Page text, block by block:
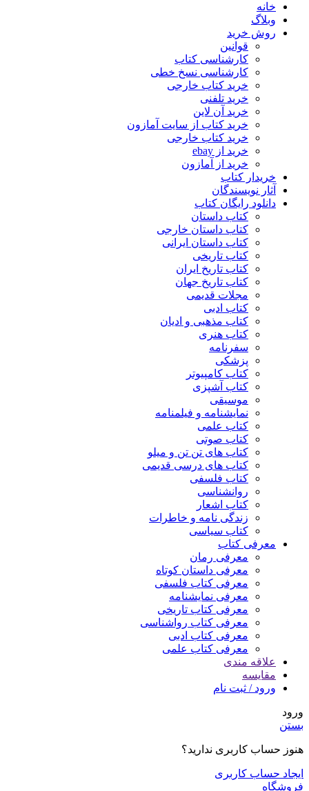
خانه
وبلاگ
روش خرید
قوانین
کارشناسی کتاب
کارشناسی نسخ خطی
خرید کتاب خارجی
خرید تلفنی
خرید آن لاین
خرید کتاب از سایت آمازون
خرید کتاب خارجی
خرید از ebay
خرید از آمازون
خریدار کتاب
آثار نویسندگان
دانلود رایگان کتاب
کتاب داستان
کتاب داستان خارجی
کتاب داستان ایرانی
کتاب تاریخی
کتاب تاریخ ایران
کتاب تاریخ جهان
مجلات قدیمی
کتاب ادبی
کتاب مذهبی و ادیان
کتاب هنری
سفرنامه
پزشکی
کتاب کامپیوتر
کتاب آشپزی
موسیقی
نمایشنامه و فیلمنامه
کتاب علمی
کتاب صوتی
کتاب های تن تن و میلو
کتاب های درسی قدیمی
کتاب فلسفی
روانشناسی
کتاب اشعار
زندگی نامه و خاطرات
کتاب سیاسی
معرفی کتاب
معرفی رمان
معرفی داستان کوتاه
معرفی کتاب فلسفی
معرفی نمایشنامه
معرفی کتاب تاریخی
معرفی کتاب رواشناسی
معرفی کتاب ادبی
معرفی کتاب علمی
علاقه مندی
مقایسه
ورود / ثبت نام
ورود
بستن
هنوز حساب کاربری ندارید؟
ایجاد حساب کاربری
فروشگاه